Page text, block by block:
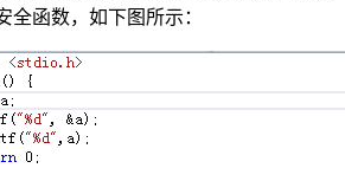
全函数，如下图所示：